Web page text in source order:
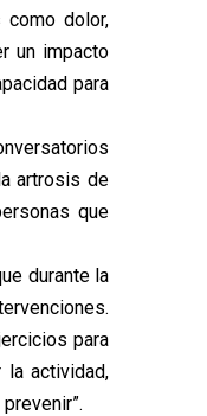
dolor,
un impacto
para
artrosis de
que
durante la
para
la actividad,